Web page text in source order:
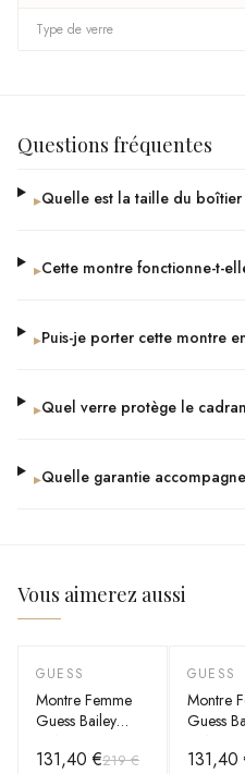
Type de verre
Questions fréquentes
▸Quelle est la taille du
▸Cette montre fonctionne-t-
▸Puis-je porter cette montre
▸Quel verre protège le
▸Quelle garantie
Vous aimerez aussi
-40 %
GUESS
Montre Femme
Guess Bailey
cadran vert
131,40 €219 €
-40 %
GUESS
Montre
Guess
cadran
131,40